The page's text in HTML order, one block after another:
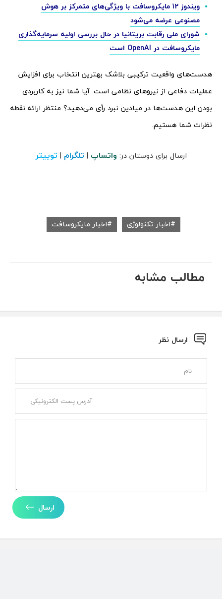
ویندوز 12 مایکروسافت با ویژگی‌های متمرکز بر هوش
مصنوعی عرضه می‌شود
شورای ملی رقابت بریتانیا در حال بررسی اولیه سرمایه‌گذاری
مایکروسافت در OpenAI است
هدست‌های واقعیت ترکیبی بلاشک بهترین انتخاب برای افزایش
عملیات دفاعی از نیروهای نظامی است. آیا شما نیز به کاربردی
بودن این هدست‌ها در میادین نبرد رأی می‌دهید؟ منتظر ارائه نقطه
نظرات شما هستیم.
ارسال برای دوستان در: واتساپ | تلگرام | توییتر
اخبار تکنولوژی اخبار مایکروسافت
مطالب مشابه
ارسال نظر
ارسال